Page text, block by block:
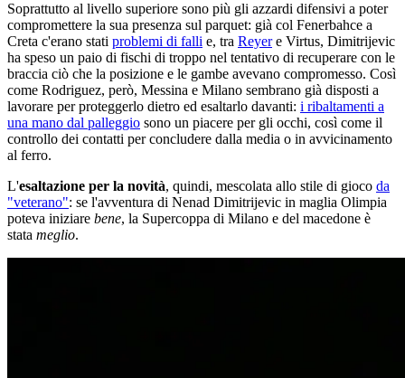
Soprattutto al livello superiore sono più gli azzardi difensivi a poter
compromettere la sua presenza sul parquet: già col Fenerbahce a
Creta c'erano stati problemi di falli e, tra Reyere Virtus, Dimitrijevic
ha speso un paio di fischi di troppo nel tentativo di recuperare con le
braccia ciò che la posizione e le gambe avevano compromesso. Così
come Rodriguez, però, Messina e Milano sembrano già disposti a
lavorare per proteggerlo dietro ed esaltarlo davanti: i ribaltamenti a
una mano dal palleggio sono un piacere per gli occhi, così come il
controllo dei contatti per concludere dalla media o in avvicinamento
al ferro.
L'esaltazione per la novità, quindi, mescolata allo stile di gioco da
"veterano": se l'avventura di Nenad Dimitrijevic in maglia Olimpia
poteva iniziare bene, la Supercoppa di Milano e del macedone è
stata meglio.